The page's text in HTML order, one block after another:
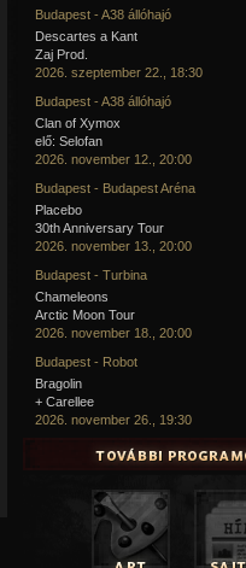
Budapest - A38 állóhajó
Descartes a Kant
Zaj Prod.
2026. szeptember 22., 18:30
Budapest - A38 állóhajó
Clan of Xymox
elő: Selofan
2026. november 12., 20:00
Budapest - Budapest Aréna
Placebo
30th Anniversary Tour
2026. november 13., 20:00
Budapest - Turbina
Chameleons
Arctic Moon Tour
2026. november 18., 20:00
Budapest - Robot
Bragolin
+ Carellee
2026. november 26., 19:30